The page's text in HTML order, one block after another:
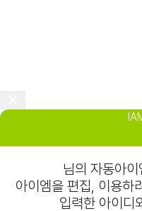
님의 자동아
아이엠을 편집, 이용하
입력한 아이디